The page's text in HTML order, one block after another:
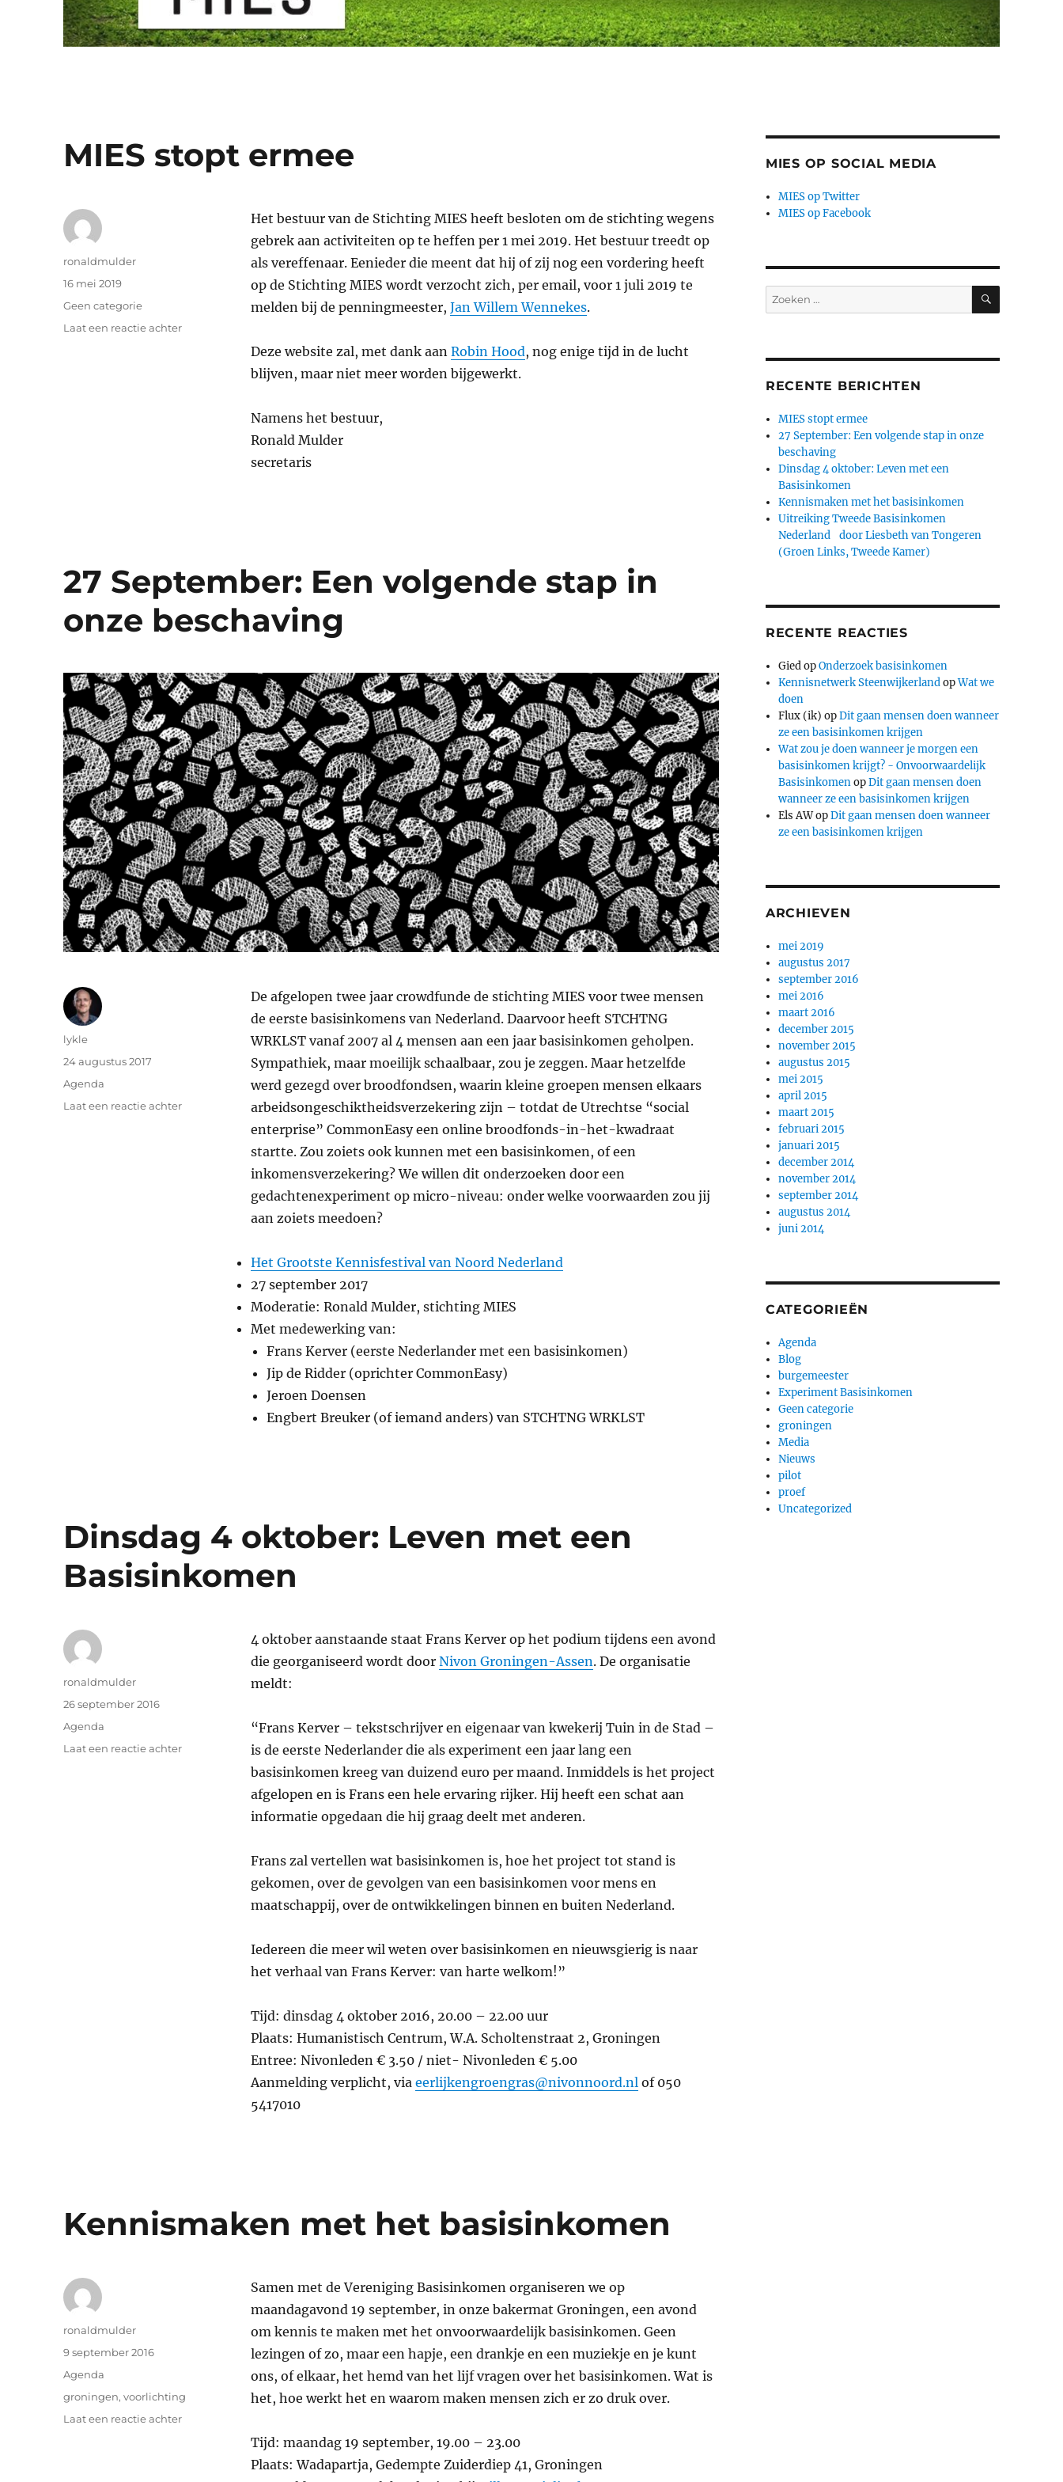
MIES stopt ermee
Het bestuur van de Stichting MIES heeft besloten om de stichting wegens
gebrek aan activiteiten op te heffen per 1 mei 2019. Het bestuur treedt op
als vereffenaar. Eenieder die meent dat hij of zij nog een vordering heeft
op de Stichting MIES wordt verzocht zich, per email, voor 1 juli 2019 te
melden bij de penningmeester, Jan Willem Wennekes.
Deze website zal, met dank aan Robin Hood, nog enige tijd in de lucht
blijven, maar niet meer worden bijgewerkt.
Namens het bestuur,
Ronald Mulder
secretaris
Auteur
ronaldmulder
Geplaatst
16 mei 2019
Categorieën
Geen categorie
Laat een reactie achterop
27 September: Een volgende stap in
onze beschaving
De afgelopen twee jaar crowdfunde de stichting MIES voor twee mensen
de eerste basisinkomens van Nederland. Daarvoor heeft STCHTNG
WRKLST vanaf 2007 al 4 mensen aan een jaar basisinkomen geholpen.
Sympathiek, maar moeilijk schaalbaar, zou je zeggen. Maar hetzelfde
werd gezegd over broodfondsen, waarin kleine groepen mensen elkaars
arbeidsongeschiktheidsverzekering zijn – totdat de Utrechtse “social
enterprise” CommonEasy een online broodfonds-in-het-kwadraat
startte. Zou zoiets ook kunnen met een basisinkomen, of een
inkomensverzekering? We willen dit onderzoeken door een
gedachtenexperiment op micro-niveau: onder welke voorwaarden zou jij
aan zoiets meedoen?
Het Grootste Kennisfestival van Noord Nederland
27 september 2017
Moderatie: Ronald Mulder, stichting MIES
Met medewerking van:
Frans Kerver (eerste Nederlander met een basisinkomen)
Jip de Ridder (oprichter CommonEasy)
Jeroen Doensen
Engbert Breuker (of iemand anders) van STCHTNG WRKLST
Auteur
lykle
Geplaatst
24 augustus 2017
Categorieën
Agenda
Laat een reactie achterop
Dinsdag 4 oktober: Leven met een
Basisinkomen
4 oktober aanstaande staat Frans Kerver op het podium tijdens een avond
die georganiseerd wordt door Nivon Groningen-Assen. De organisatie
meldt:
“Frans Kerver – tekstschrijver en eigenaar van kwekerij Tuin in de Stad –
is de eerste Nederlander die als experiment een jaar lang een
basisinkomen kreeg van duizend euro per maand. Inmiddels is het project
afgelopen en is Frans een hele ervaring rijker. Hij heeft een schat aan
informatie opgedaan die hij graag deelt met anderen.
Frans zal vertellen wat basisinkomen is, hoe het project tot stand is
gekomen, over de gevolgen van een basisinkomen voor mens en
maatschappij, over de ontwikkelingen binnen en buiten Nederland.
Iedereen die meer wil weten over basisinkomen en nieuwsgierig is naar
het verhaal van Frans Kerver: van harte welkom!”
Tijd: dinsdag 4 oktober 2016, 20.00 – 22.00 uur
Plaats: Humanistisch Centrum, W.A. Scholtenstraat 2, Groningen
Entree: Nivonleden € 3.50 / niet- Nivonleden € 5.00
Aanmelding verplicht, via eerlijkengroengras@nivonnoord.nl of 050
5417010
Auteur
ronaldmulder
Geplaatst
26 september 2016
Categorieën
Agenda
Laat een reactie achterop
Basisinkomen
Kennismaken met het basisinkomen
Samen met de Vereniging Basisinkomen organiseren we op
maandagavond 19 september, in onze bakermat Groningen, een avond
om kennis te maken met het onvoorwaardelijk basisinkomen. Geen
lezingen of zo, maar een hapje, een drankje en een muziekje en je kunt
ons, of elkaar, het hemd van het lijf vragen over het basisinkomen. Wat is
het, hoe werkt het en waarom maken mensen zich er zo druk over.
Tijd: maandag 19 september, 19.00 – 23.00
Plaats: Wadapartja, Gedempte Zuiderdiep 41, Groningen
Auteur
ronaldmulder
Geplaatst
9 september 2016
Categorieën
Agenda
Tags
groningen,voorlichting
Laat een reactie achterop
MIES OP SOCIAL MEDIA
MIES op Twitter
MIES op Facebook
Zoeken
naar:
ZOEKEN
RECENTE BERICHTEN
MIES stopt ermee
27 September: Een volgende stap in onze
beschaving
Dinsdag 4 oktober: Leven met een
Basisinkomen
Kennismaken met het basisinkomen
Uitreiking Tweede Basisinkomen
Nederland door Liesbeth van Tongeren
(Groen Links, Tweede Kamer)
RECENTE REACTIES
GiedopOnderzoek basisinkomen
Kennisnetwerk SteenwijkerlandopWat we
doen
Flux (ik) opDit gaan mensen doen wanneer
ze een basisinkomen krijgen
Wat zou je doen wanneer je morgen een
basisinkomen krijgt? - Onvoorwaardelijk
BasisinkomenopDit gaan mensen doen
wanneer ze een basisinkomen krijgen
Els AWopDit gaan mensen doen wanneer
ze een basisinkomen krijgen
ARCHIEVEN
mei 2019
augustus 2017
september 2016
mei 2016
maart 2016
december 2015
november 2015
augustus 2015
mei 2015
april 2015
maart 2015
februari 2015
januari 2015
december 2014
november 2014
september 2014
augustus 2014
juni 2014
CATEGORIEËN
Agenda
Blog
burgemeester
Experiment Basisinkomen
Geen categorie
groningen
Media
Nieuws
pilot
proef
Uncategorized